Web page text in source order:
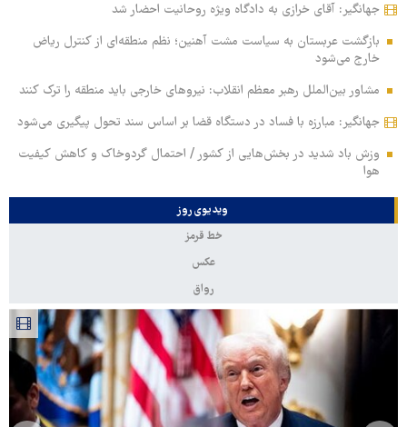
جهانگیر: آقای خرازی به دادگاه ویژه روحانیت احضار شد
بازگشت عربستان به سیاست مشت آهنین؛ نظم منطقه‌ای از کنترل ریاض
خارج می‌شود
مشاور بین‌الملل رهبر معظم انقلاب: نیروهای خارجی باید منطقه را ترک کنند
جهانگیر: مبارزه با فساد در دستگاه قضا بر اساس سند تحول پیگیری می‌شود
وزش باد شدید در بخش‌هایی از کشور / احتمال گردوخاک و کاهش کیفیت
هوا
ویدیوی روز
خط قرمز
عکس
رواق